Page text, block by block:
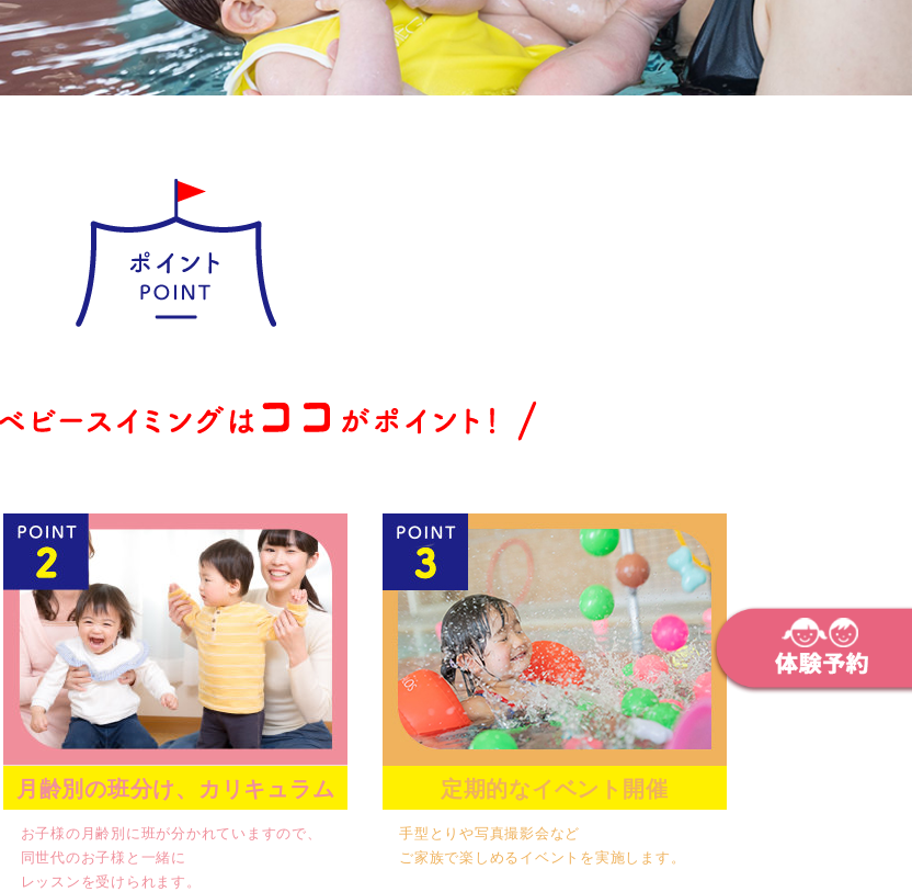
月齢別の班分け、カリキュラム
お子様の月齢別に班が分かれていますので、
同世代のお子様と一緒に
レッスンを受けられます。
定期的なイベント開催
手型とりや写真撮影会など
ご家族で楽しめるイベントを実施します。